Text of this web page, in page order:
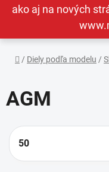
ako aj na nových
Domov
/ Diely podľa modelu /
AGM
50